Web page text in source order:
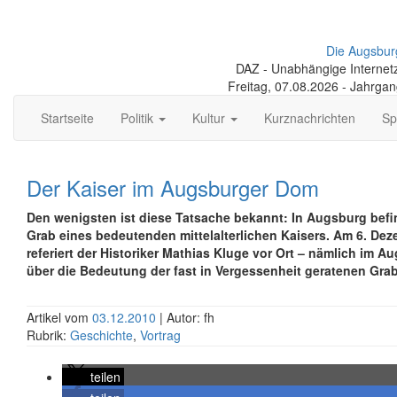
Die
DAZ - Unabhängige
Freitag, 07.08.2026 -
Startseite
Politik Kultur Kurznachrichten
Der Kaiser im Augsburger Dom
Den wenigsten ist diese Tatsache bekannt: In Augsburg
Grab eines bedeutenden mittelalterlichen Kaisers. Am 6.
referiert der Historiker Mathias Kluge vor Ort – nämlich im
über die Bedeutung der fast in Vergessenheit geratenen
Artikel vom 03.12.2010 | Autor: fh
Rubrik: Geschichte, Vortrag
teilen